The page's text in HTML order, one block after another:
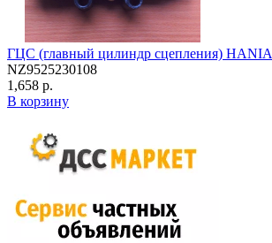
ГЦС (главный цилиндр сцепления) HANIA
NZ9525230108
1,658 р.
В корзину